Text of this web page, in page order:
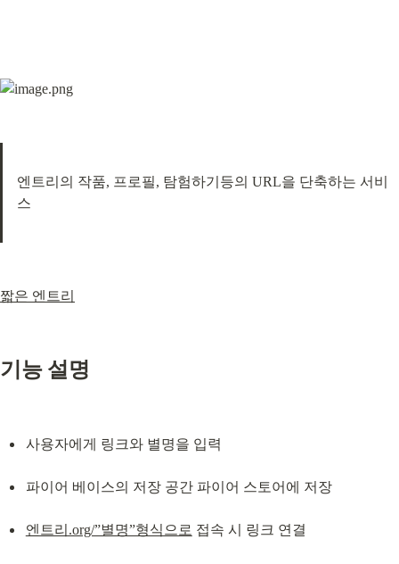
엔트리의 작품, 프로필, 탐험하기등의 URL을 단축하는 서비
스
짧은 엔트리
기능 설명
사용자에게 링크와 별명을 입력
파이어 베이스의 저장 공간 파이어 스토어에 저장
엔트리.org/”별명”형식으로 접속 시 링크 연결